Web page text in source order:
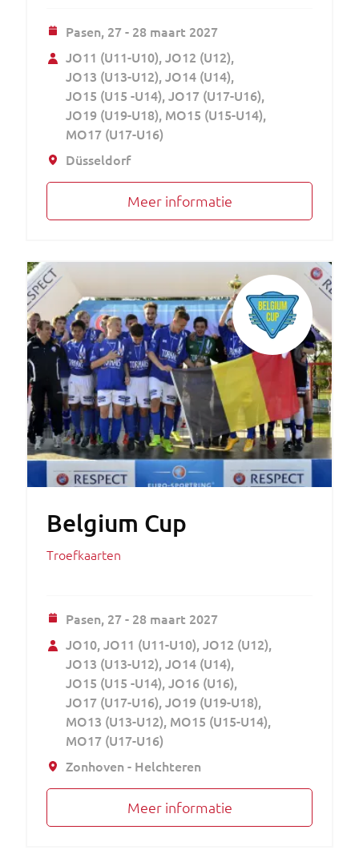
Pasen, 27 - 28 maart 2027
JO11 (U11-U10) JO12 (U12)
JO13 (U13-U12) JO14 (U14)
JO15 (U15 -U14) JO17 (U17-U16)
JO19 (U19-U18) MO15 (U15-U14)
MO17 (U17-U16)
Düsseldorf
Meer informatie
Belgium Cup
Troefkaarten
Pasen, 27 - 28 maart 2027
JO10 JO11 (U11-U10) JO12 (U12)
JO13 (U13-U12) JO14 (U14)
JO15 (U15 -U14) JO16 (U16)
JO17 (U17-U16) JO19 (U19-U18)
MO13 (U13-U12) MO15 (U15-U14)
MO17 (U17-U16)
Zonhoven - Helchteren
Meer informatie